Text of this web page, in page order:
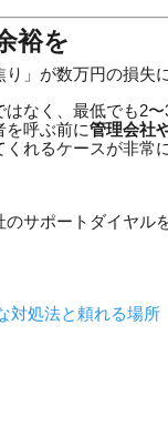
裕を
」が数万円の損失
なく、最低でも2
を呼ぶ前に管理会社
れるケースが非常
サポートダイヤル
対処法と頼れる場所